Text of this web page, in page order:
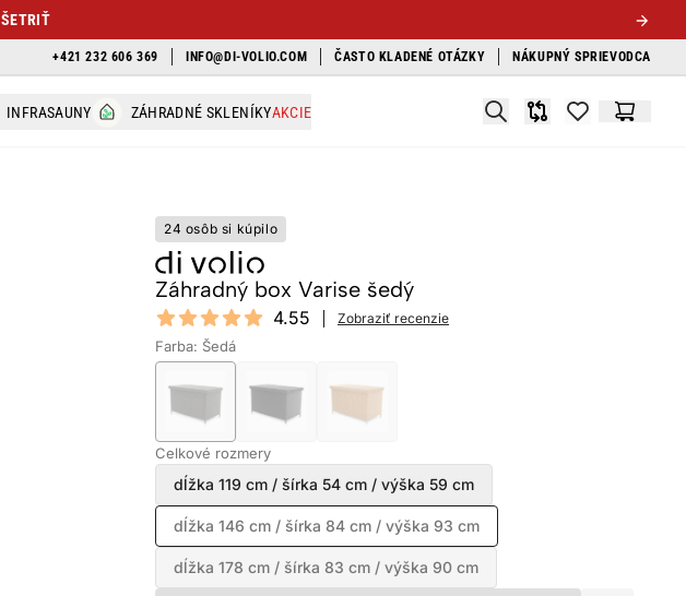
ŠETRIŤ
+421 232 606 369 INFO@DI-VOLIO.COM ČASTO KLADENÉ OTÁZKY NÁKUPNÝ SPRIEVODCA
INFRASAUNY ZÁHRADNÉ SKLENÍKYAKCIE SearchPorovnávač
items inKošík
24 osôb si kúpilo
Záhradný box Varise šedý
Reviews
4.55 out of 5 stars 4.55 Zobraziť recenzie
Farba: Šedá
Celkové rozmery
dĺžka 119 cm / šírka 54 cm / výška 59 cm
dĺžka 146 cm / šírka 84 cm / výška 93 cm
dĺžka 178 cm / šírka 83 cm / výška 90 cm